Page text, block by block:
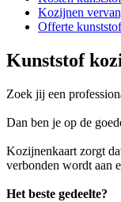
Kozijnen
Offerte
Kunststof
Zoek jij een
Dan ben je op de
Kozijnenkaart zorgt
verbonden wordt aan
Het beste gedeelte?